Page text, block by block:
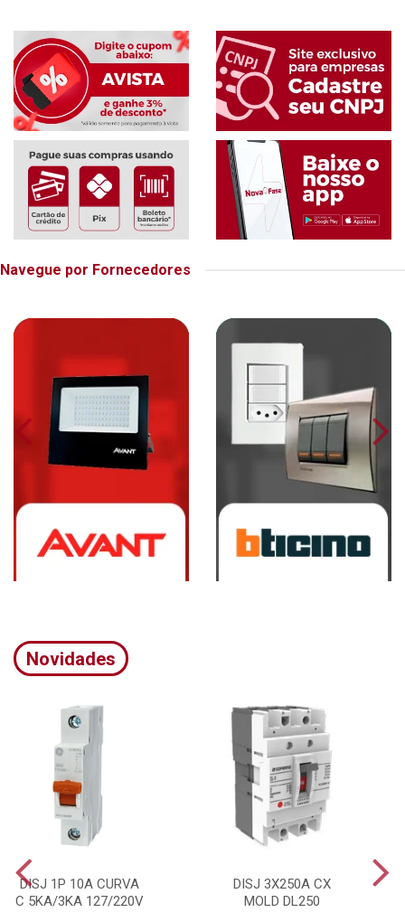
Navegue por Fornecedores
Novidades
DISJ 1P 10A CURVA
C 5KA/3KA 127/220V
DISJ 3X250A CX
MOLD DL250